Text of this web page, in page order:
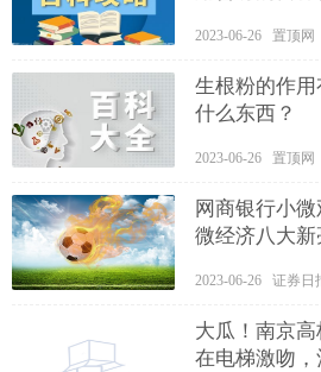
2023-06-26 置顶网
生根粉的作
什么东西？
2023-06-26 置顶网
网商银行小
微经济八大
2023-06-26 证券日
大瓜！南京
在电梯激吻